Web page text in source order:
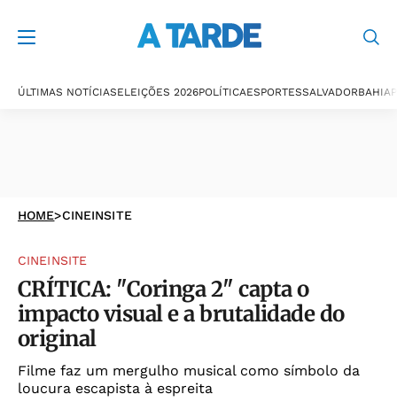
ÚLTIMAS NOTÍCIASELEIÇÕES 2026POLÍTICAESPORTESSALVADORBAHIA
HOME>CINEINSITE
CINEINSITE
CRÍTICA: "Coringa 2" capta o
impacto visual e a brutalidade do
original
Filme faz um mergulho musical como símbolo da
loucura escapista à espreita